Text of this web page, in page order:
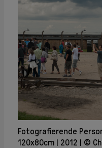
Fotografierende
120x80cm 2012 ©